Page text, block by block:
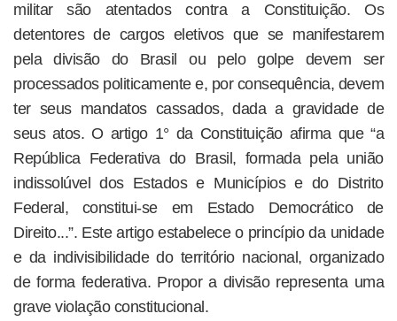
militar são atentados contra a Constituição. Os
detentores de cargos eletivos que se manifestarem
pela divisão do Brasil ou pelo golpe devem ser
processados politicamente e, por consequência, devem
ter seus mandatos cassados, dada a gravidade de
seus atos. O artigo 1° da Constituição afirma que “a
República Federativa do Brasil, formada pela união
indissolúvel dos Estados e Municípios e do Distrito
Federal, constitui-se em Estado Democrático de
Direito...”. Este artigo estabelece o princípio da unidade
e da indivisibilidade do território nacional, organizado
de forma federativa. Propor a divisão representa uma
grave violação constitucional.